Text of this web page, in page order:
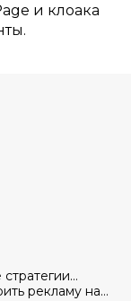
и клоака
и Google
рекламу на